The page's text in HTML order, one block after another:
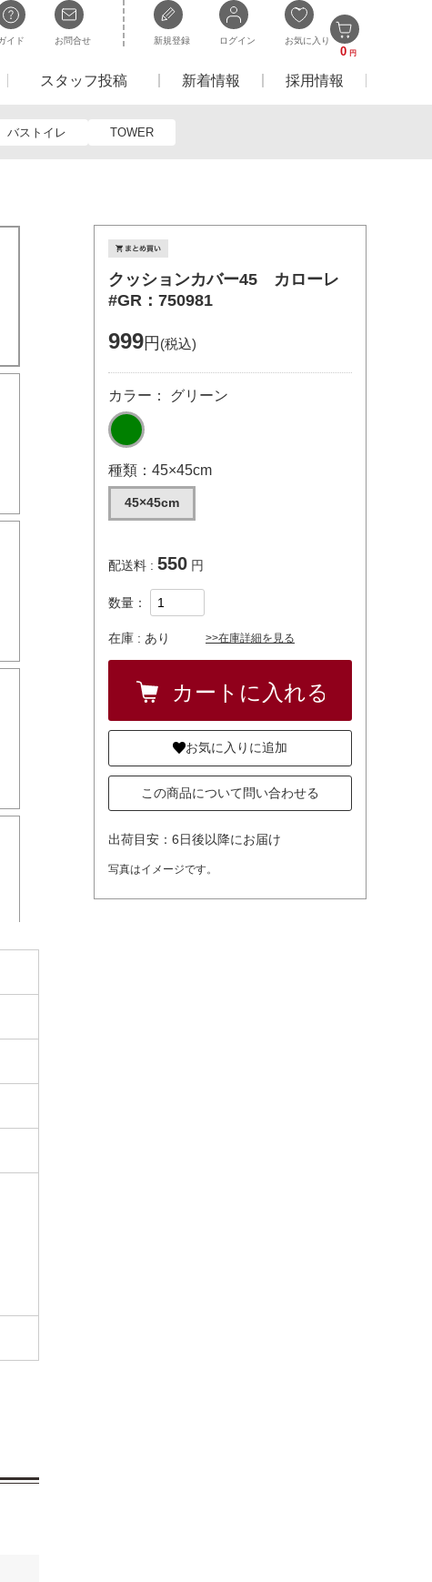
イド お問合せ 新規登録 ログイン お気に入り
0 円
スタッフ投稿 新着情報 採用情報
バストイレ TOWER
クッションカバー45 カローレ
#GR：750981
999円 (税込)
カラー： グリーン
種類：45×45cm
45×45cm
配送料 : 550 円
数量：
在庫 : あり >>在庫詳細を見る
お気に入りに追加
この商品について問い合わせる
出荷目安：6日後以降にお届け
写真はイメージです。